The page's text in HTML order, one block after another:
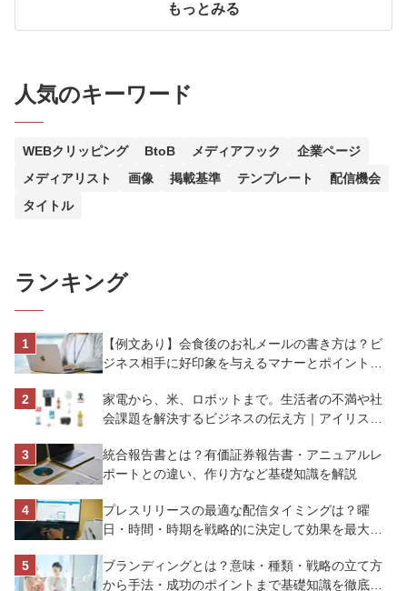
もっとみる
人気のキーワード
WEBクリッピング BtoB メディアフック
企業ページ
メディアリスト
画像 掲載基準 テンプレート
配信機会
タイトル
ランキング
【例文あり】会食後のお礼メールの書き方は？ビ
ジネス相手に好印象を与えるマナーとポイントを
家電から、米、ロボットまで。生活者の不満や社
会課題を解決するビジネスの伝え方｜アイリスオ
統合報告書とは？有価証券報告書・アニュアルレ
ポートとの違い、作り方など基礎知識を解説
プレスリリースの最適な配信タイミングは？曜
日・時間・時期を戦略的に決定して効果を最大化
ブランディングとは？意味・種類・戦略の立て方
から手法・成功のポイントまで基礎知識を徹底解